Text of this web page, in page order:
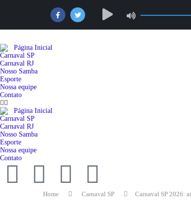
Página Inicial
Carnaval SP
Carnaval RJ
Nosso Samba
Esporte
Nossa equipe
Contato
Página Inicial
Carnaval SP
Carnaval RJ
Nosso Samba
Esporte
Nossa equipe
Contato
Home Carnaval SP Carnaval SP 2026: